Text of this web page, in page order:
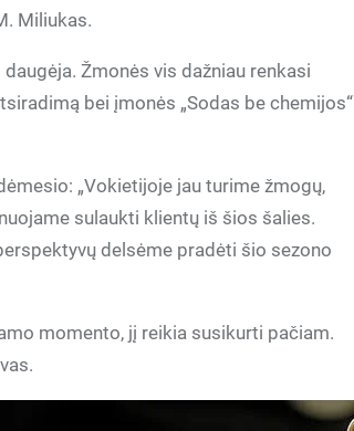
Miliukas.
Žmonės vis dažniau renkasi
bei įmonės „Sodas be chemijos“
„Vokietijoje jau turime žmogų,
sulaukti klientų iš šios šalies.
delsėme pradėti šio sezono
momento, jį reikia susikurti pačiam.